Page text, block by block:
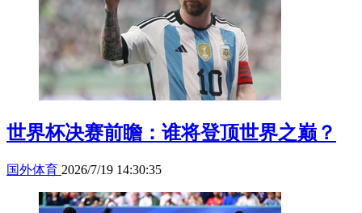
世界杯决赛前瞻：谁将登顶世界之巅？
国外体育 2026/7/19 14:30:35